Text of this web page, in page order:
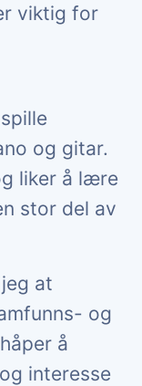
viktig for
og gitar.
liker å lære
stor del av
at
og
å
interesse